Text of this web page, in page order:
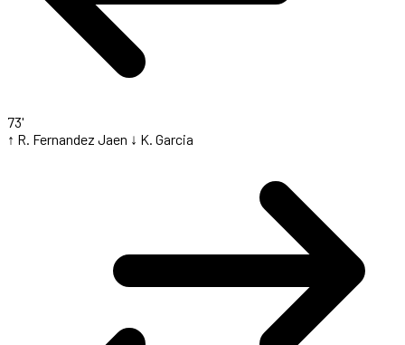
73'
↑ R. Fernandez Jaen ↓ K. Garcia